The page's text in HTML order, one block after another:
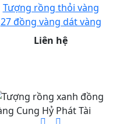
Tượng rồng thỏi vàng
27 đồng vàng dát vàng
Liên hệ